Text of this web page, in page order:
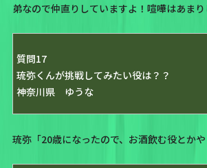
弟なので仲直りしていますよ！喧嘩はあまり
質問17
琉弥くんが挑戦してみたい役は？？
神奈川県 ゆうな
琉弥「20歳になったので、お酒飲む役とかや